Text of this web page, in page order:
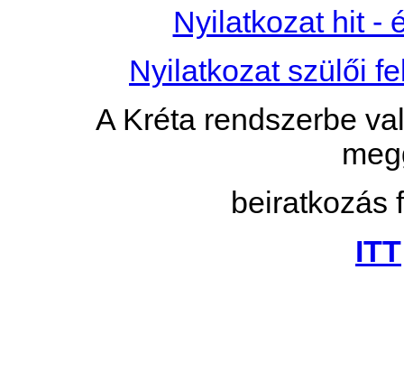
Nyilatkozat hit -
Nyilatkozat szülői
A Kréta rendszerbe
beiratkozás
ITT